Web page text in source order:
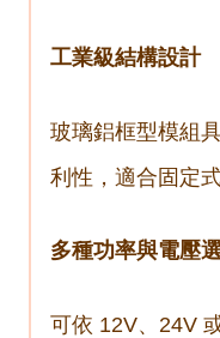
工業級結構設計
玻璃鋁框型模組
利性，適合固定
多種功率與電壓
可依 12V、24V